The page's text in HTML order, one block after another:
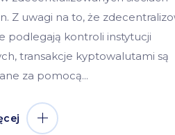
Z uwagi na to, że
podlegają kontroli instytucji
transakcje kyptowalutami są
za pomocą